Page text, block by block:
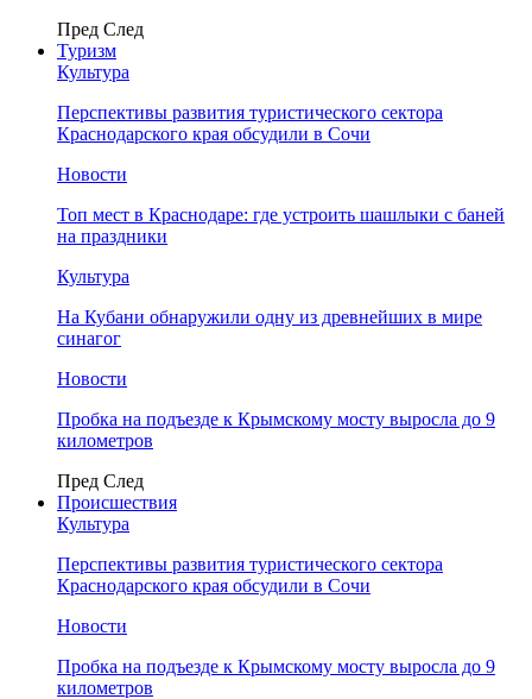
Пред След
Туризм
Культура
Перспективы развития туристического сектора
Краснодарского края обсудили в Сочи
Новости
Топ мест в Краснодаре: где устроить шашлыки с баней
на праздники
Культура
На Кубани обнаружили одну из древнейших в мире
синагог
Новости
Пробка на подъезде к Крымскому мосту выросла до 9
километров
Пред След
Происшествия
Культура
Перспективы развития туристического сектора
Краснодарского края обсудили в Сочи
Новости
Пробка на подъезде к Крымскому мосту выросла до 9
километров